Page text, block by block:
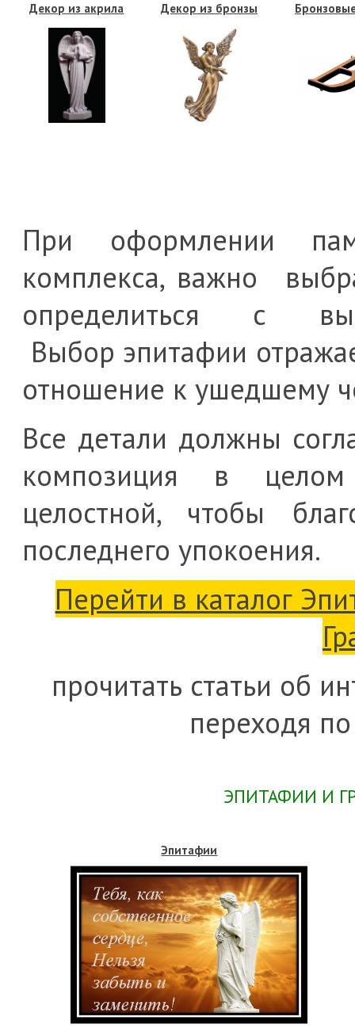
Декор из акрила Декор из бронзы
При оформлении
комплекса, важно
определиться с
Выбор эпитафии
отношение к ушедшему
Все детали должны
композиция в
целостной, чтобы
последнего упокоения.
Перейти в каталог
прочитать статьи об
переходя
ЭПИТАФИИ И
Эпитафии